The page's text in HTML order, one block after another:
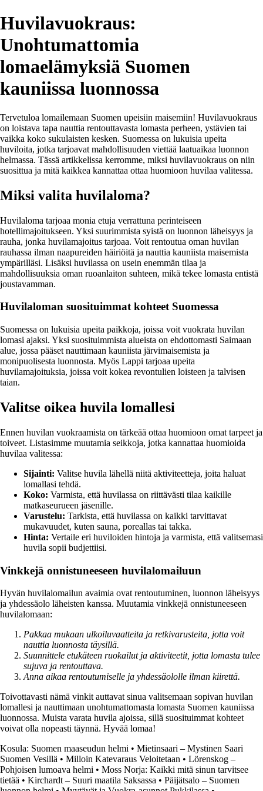
Huvilavuokraus:
Unohtumattomia
lomaelämyksiä Suomen
kauniissa luonnossa
Tervetuloa lomailemaan Suomen upeisiin maisemiin! Huvilavuokraus
on loistava tapa nauttia rentouttavasta lomasta perheen, ystävien tai
vaikka koko sukulaisten kesken. Suomessa on lukuisia upeita
huviloita, jotka tarjoavat mahdollisuuden viettää laatuaikaa luonnon
helmassa. Tässä artikkelissa kerromme, miksi huvilavuokraus on niin
suosittua ja mitä kaikkea kannattaa ottaa huomioon huvilaa valitessa.
Miksi valita huvilaloma?
Huvilaloma tarjoaa monia etuja verrattuna perinteiseen
hotellimajoitukseen. Yksi suurimmista syistä on luonnon läheisyys ja
rauha, jonka huvilamajoitus tarjoaa. Voit rentoutua oman huvilan
rauhassa ilman naapureiden häiriöitä ja nauttia kauniista maisemista
ympärilläsi. Lisäksi huvilassa on usein enemmän tilaa ja
mahdollisuuksia oman ruoanlaiton suhteen, mikä tekee lomasta entistä
joustavamman.
Huvilaloman suosituimmat kohteet Suomessa
Suomessa on lukuisia upeita paikkoja, joissa voit vuokrata huvilan
lomasi ajaksi. Yksi suosituimmista alueista on ehdottomasti Saimaan
alue, jossa pääset nauttimaan kauniista järvimaisemista ja
monipuolisesta luonnosta. Myös Lappi tarjoaa upeita
huvilamajoituksia, joissa voit kokea revontulien loisteen ja talvisen
taian.
Valitse oikea huvila lomallesi
Ennen huvilan vuokraamista on tärkeää ottaa huomioon omat tarpeet ja
toiveet. Listasimme muutamia seikkoja, jotka kannattaa huomioida
huvilaa valitessa:
Sijainti: Valitse huvila lähellä niitä aktiviteetteja, joita haluat
lomallasi tehdä.
Koko: Varmista, että huvilassa on riittävästi tilaa kaikille
matkaseurueen jäsenille.
Varustelu: Tarkista, että huvilassa on kaikki tarvittavat
mukavuudet, kuten sauna, poreallas tai takka.
Hinta: Vertaile eri huviloiden hintoja ja varmista, että valitsemasi
huvila sopii budjettiisi.
Vinkkejä onnistuneeseen huvilalomailuun
Hyvän huvilalomailun avaimia ovat rentoutuminen, luonnon läheisyys
ja yhdessäolo läheisten kanssa. Muutamia vinkkejä onnistuneeseen
huvilalomaan:
Pakkaa mukaan ulkoiluvaatteita ja retkivarusteita, jotta voit
nauttia luonnosta täysillä.
Suunnittele etukäteen ruokailut ja aktiviteetit, jotta lomasta tulee
sujuva ja rentouttava.
Anna aikaa rentoutumiselle ja yhdessäololle ilman kiirettä.
Toivottavasti nämä vinkit auttavat sinua valitsemaan sopivan huvilan
lomallesi ja nauttimaan unohtumattomasta lomasta Suomen kauniissa
luonnossa. Muista varata huvila ajoissa, sillä suosituimmat kohteet
voivat olla nopeasti täynnä. Hyvää lomaa!
Kosula: Suomen maaseudun helmi • Mietinsaari – Mystinen Saari
Suomen Vesillä • Milloin Katevaraus Veloitetaan • Lörenskog –
Pohjoisen lumoava helmi • Moss Norja: Kaikki mitä sinun tarvitsee
tietää • Kirchardt – Suuri maatila Saksassa • Päijätsalo – Suomen